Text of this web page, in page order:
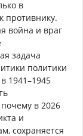
в
противнику.
война и враг
задача
политики
1941–1945
в 2026
и
сохраняется